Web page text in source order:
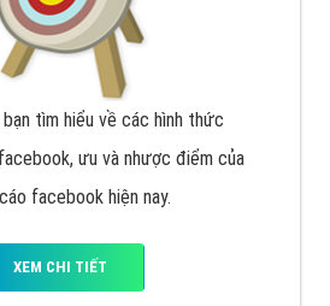
tìm hiểu về các hình thức
ưu và nhược điểm của
facebook hiện nay.
XEM CHI TIẾT